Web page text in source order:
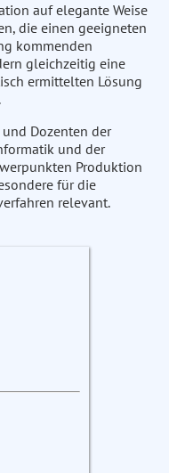
auf elegante Weise
die einen geeigneten
kommenden
gleichzeitig eine
ermittelten Lösung
Dozenten der
und der
Produktion
für die
relevant.